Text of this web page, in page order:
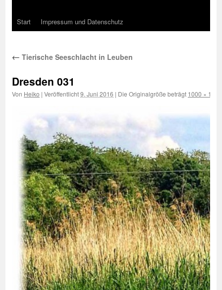
Start Impressum und Datenschutz
← Tierische Seeschlacht in Leuben
Dresden 031
Von Heiko | Veröffentlicht9. Juni 2016 | Die Originalgröße beträgt 1000 × 1000